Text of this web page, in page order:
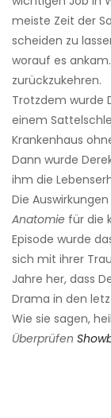
meiste Zeit der
scheiden zu
worauf es
zurückzukehren.
Trotzdem wurde
einem
Krankenhaus
Dann wurde
ihm die
Die
Anatomie für die
Episode wurde
sich mit ihrer
Jahre her, dass
Drama in den
Wie sie sagen,
Überprüfen